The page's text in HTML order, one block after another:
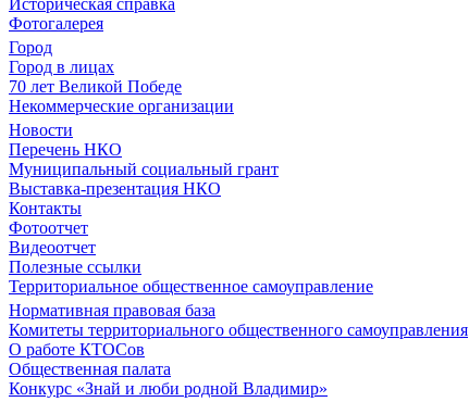
Историческая справка
Фотогалерея
Город
Город в лицах
70 лет Великой Победе
Некоммерческие организации
Новости
Перечень НКО
Муниципальный социальный грант
Выставка-презентация НКО
Контакты
Фотоотчет
Видеоотчет
Полезные ссылки
Территориальное общественное самоуправление
Нормативная правовая база
Комитеты территориального общественного самоуправления
О работе КТОСов
Общественная палата
Конкурс «Знай и люби родной Владимир»